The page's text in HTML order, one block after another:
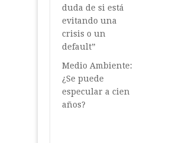
duda de si está
evitando una
crisis o un
default”
Medio Ambiente:
¿Se puede
especular a cien
años?